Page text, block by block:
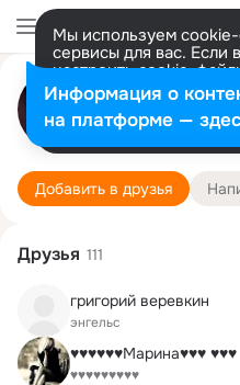
Мы используем
сервисы для вас. Если
настроить cookie-
представитель.
Разрешить все
Николай
Курск
1
КГУ, Курский
Добавить в друзья
Друзья 111
григорий веревкин
энгельс
♥♥♥♥♥♥Марина♥♥♥ ♥♥♥
♥♥♥♥♥♥♥♥♥
Информация о
на платформе —